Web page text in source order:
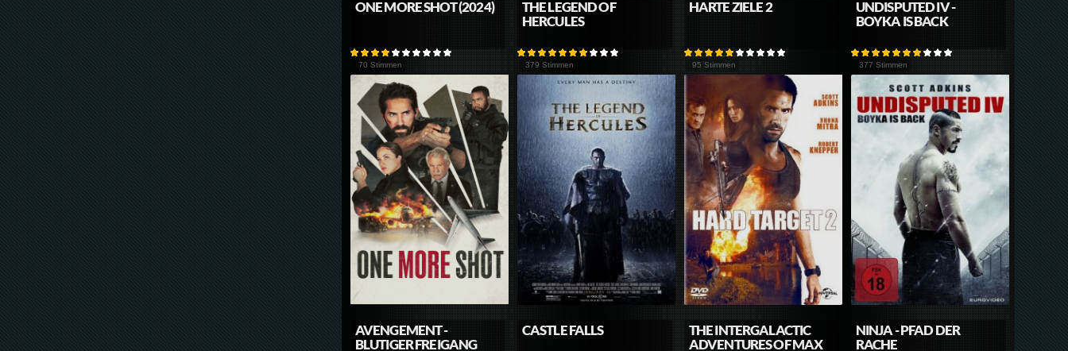
ONE MORE SHOT (2024)
70 Stimmen
THE LEGEND OF
HERCULES
379 Stimmen
HARTE ZIELE 2
95 Stimmen
UNDISPUTED IV -
BOYKA IS BACK
377 Stimmen
AVENGEMENT -
BLUTIGER FREIGANG
CASTLE FALLS
THE INTERGALACTIC
ADVENTURES OF MAX
NINJA - PFAD DER
RACHE